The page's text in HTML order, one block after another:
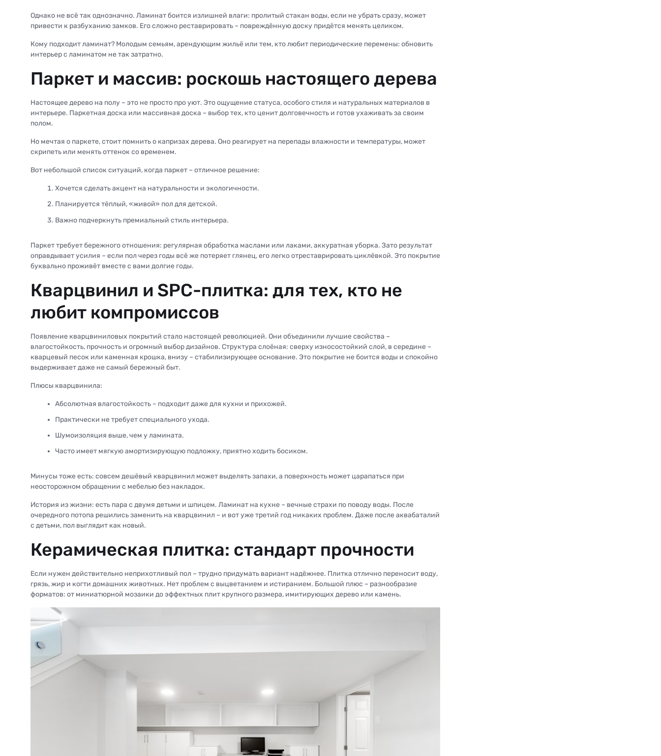
Однако не всё так однозначно. Ламинат боится излишней влаги: пролитый стакан воды, если не убрать сразу, может
привести к разбуханию замков. Его сложно реставрировать – повреждённую доску придётся менять целиком.
Кому подходит ламинат? Молодым семьям, арендующим жильё или тем, кто любит периодические перемены: обновить
интерьер с ламинатом не так затратно.
Паркет и массив: роскошь настоящего дерева
Настоящее дерево на полу – это не просто про уют. Это ощущение статуса, особого стиля и натуральных материалов в
интерьере. Паркетная доска или массивная доска – выбор тех, кто ценит долговечность и готов ухаживать за своим
полом.
Но мечтая о паркете, стоит помнить о капризах дерева. Оно реагирует на перепады влажности и температуры, может
скрипеть или менять оттенок со временем.
Вот небольшой список ситуаций, когда паркет – отличное решение:
Хочется сделать акцент на натуральности и экологичности.
Планируется тёплый, «живой» пол для детской.
Важно подчеркнуть премиальный стиль интерьера.
Паркет требует бережного отношения: регулярная обработка маслами или лаками, аккуратная уборка. Зато результат
оправдывает усилия – если пол через годы всё же потеряет глянец, его легко отреставрировать циклёвкой. Это покрытие
буквально проживёт вместе с вами долгие годы.
Кварцвинил и SPC-плитка: для тех, кто не
любит компромиссов
Появление кварцвиниловых покрытий стало настоящей революцией. Они объединили лучшие свойства –
влагостойкость, прочность и огромный выбор дизайнов. Структура слоёная: сверху износостойкий слой, в середине –
кварцевый песок или каменная крошка, внизу – стабилизирующее основание. Это покрытие не боится воды и спокойно
выдерживает даже не самый бережный быт.
Плюсы кварцвинила:
Абсолютная влагостойкость – подходит даже для кухни и прихожей.
Практически не требует специального ухода.
Шумоизоляция выше, чем у ламината.
Часто имеет мягкую амортизирующую подложку, приятно ходить босиком.
Минусы тоже есть: совсем дешёвый кварцвинил может выделять запахи, а поверхность может царапаться при
неосторожном обращении с мебелью без накладок.
История из жизни: есть пара с двумя детьми и шпицем. Ламинат на кухне – вечные страхи по поводу воды. После
очередного потопа решились заменить на кварцвинил – и вот уже третий год никаких проблем. Даже после аквабаталий
с детьми, пол выглядит как новый.
Керамическая плитка: стандарт прочности
Если нужен действительно неприхотливый пол – трудно придумать вариант надёжнее. Плитка отлично переносит воду,
грязь, жир и когти домашних животных. Нет проблем с выцветанием и истиранием. Большой плюс – разнообразие
форматов: от миниатюрной мозаики до эффектных плит крупного размера, имитирующих дерево или камень.